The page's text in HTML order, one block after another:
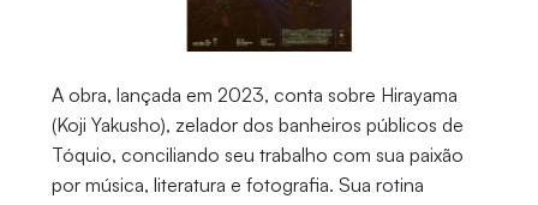
A obra, lançada em 2023, conta sobre Hirayama
(Koji Yakusho), zelador dos banheiros públicos de
Tóquio, conciliando seu trabalho com sua paixão
por música, literatura e fotografia. Sua rotina